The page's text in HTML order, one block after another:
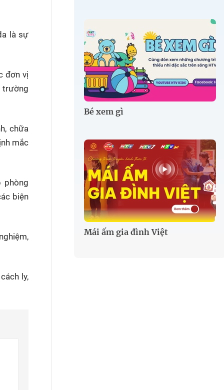
là sự
đơn vị
trường
chữa
mắc
phòng
biện
ly,
Bé xem gì
Mái ấm gia đình Việt